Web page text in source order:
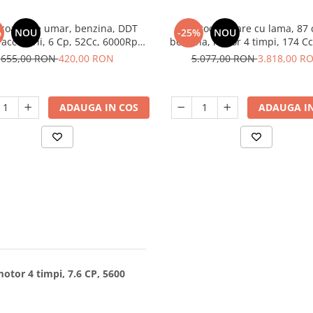
NOUde umar, benzina, DDT
6 Cp, 52Cc, 6000Rpm,
2 timpi
655,00 RON420,00 RON
ADAUGA IN COS
-25% NOU
Motocositoare cu lama, 87
benzina, motor 4 timpi, 174
3000 W, 3300 Rpm,
5.077,00 RON3.818,00
ADAUGA
4 timpi, 7.6 CP, 5600